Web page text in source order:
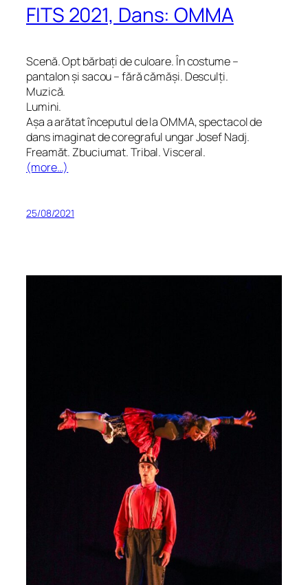
FITS 2021, Dans: OMMA
Scenă. Opt bărbați de culoare. În costume –
pantalon și sacou – fără cămăși. Desculți.
Muzică.
Lumini.
Așa a arătat începutul de la OMMA, spectacol de
dans imaginat de coregraful ungar Josef Nadj.
Freamăt. Zbuciumat. Tribal. Visceral.
(more…)
25/08/2021